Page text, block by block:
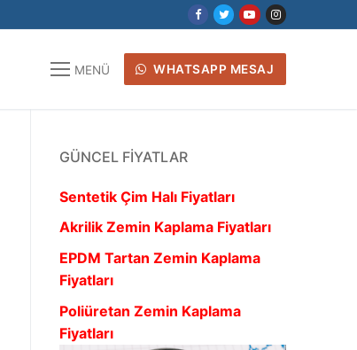
MENÜ WHATSAPP MESAJ
GÜNCEL FIYATLAR
Sentetik Çim Halı Fiyatları
Akrilik Zemin Kaplama Fiyatları
EPDM Tartan Zemin Kaplama
Fiyatları
Poliüretan Zemin Kaplama
Fiyatları